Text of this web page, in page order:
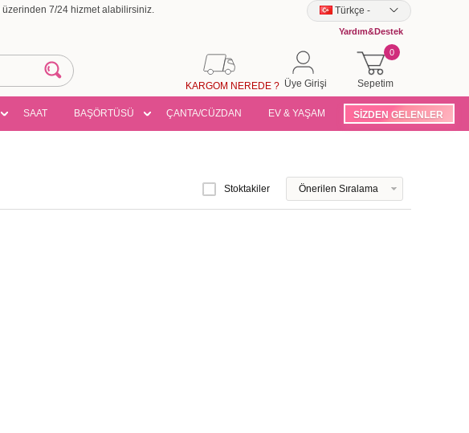
üzerinden 7/24 hizmet alabilirsiniz. Türkçe -
Yardım&Destek
Sepetim
0
Üye Girişi
KARGOM NEREDE ?
SAAT BAŞÖRTÜSÜ ÇANTA/CÜZDAN EV & YAŞAM SİZDEN GELENLER
Stoktakiler